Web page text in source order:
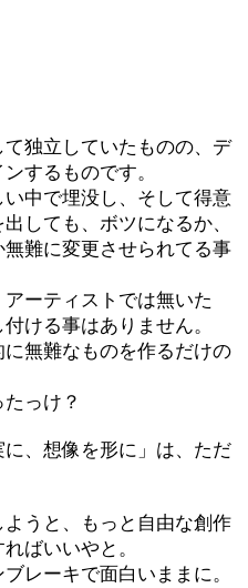
独立していたものの、デ
するものです。
中で埋没し、そして得意
しても、ボツになるか、
難に変更させられてる事
ーティストでは無いた
ける事はありません。
無難なものを作るだけの
っけ？
、想像を形に」は、ただ
うと、もっと自由な創作
ばいいやと。
レーキで面白いままに。